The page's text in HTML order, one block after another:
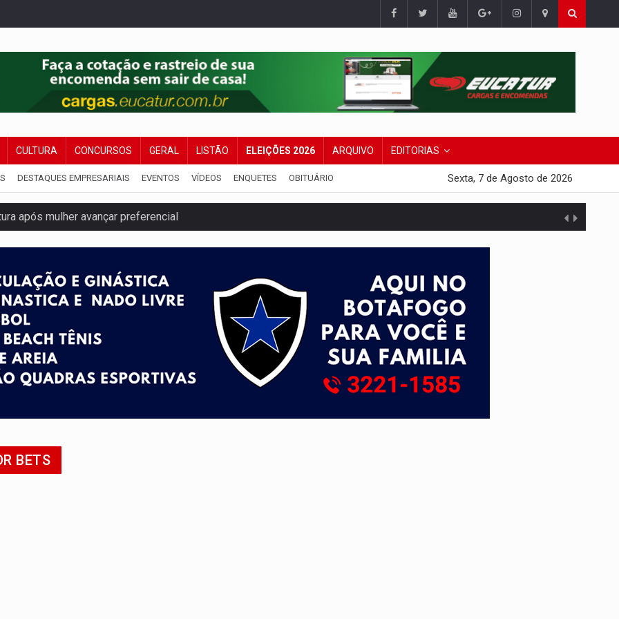
CULTURA CONCURSOS GERAL LISTÃO ELEIÇÕES 2026 ARQUIVO EDITORIAS
DESTAQUES EMPRESARIAIS EVENTOS VÍDEOS ENQUETES OBITUÁRIO Sexta, 7 de Agosto de 2026
após mulher avançar preferencial
no céu de Rondônia – Por Daniel Pereira
pena de Acir Gurgacz e declara punibilidade extinta
Ocampo lança livro sobre a Madeira-Mamoré
deputada federal do PL salta R$ 1 mil para R$ 155 mil
porções de drogas
fundiária da comunidade Nova Colina
ataque com perfis falsos no Instagram
BETS